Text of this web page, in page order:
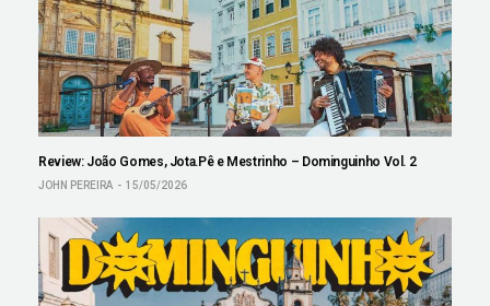
Review: João Gomes, Jota.Pê e Mestrinho – Dominguinho Vol. 2
JOHN PEREIRA 15/05/2026